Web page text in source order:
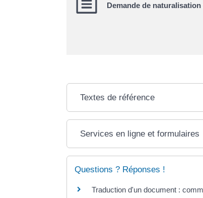
Demande de
Textes de référence
Services en ligne et formulaires
Questions ? Réponses !
Traduction d'un document :